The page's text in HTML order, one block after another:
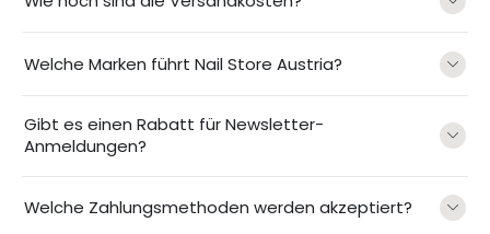
Welche Marken führt Nail Store Austria?
Gibt es einen Rabatt für Newsletter-
Anmeldungen?
Welche Zahlungsmethoden werden akzeptiert?